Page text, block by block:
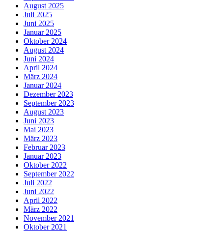
August 2025
Juli 2025
Juni 2025
Januar 2025
Oktober 2024
August 2024
Juni 2024
April 2024
März 2024
Januar 2024
Dezember 2023
September 2023
August 2023
Juni 2023
Mai 2023
März 2023
Februar 2023
Januar 2023
Oktober 2022
September 2022
Juli 2022
Juni 2022
April 2022
März 2022
November 2021
Oktober 2021